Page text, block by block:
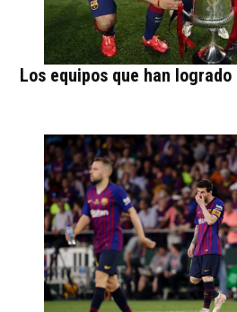
Los equipos que han logrado